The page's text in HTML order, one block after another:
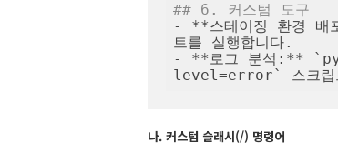
## 6. 커스텀 도구
- **스테이징 환경
트를 실행합니다.
- **로그 분석:**
level=error` 스크립
나. 커스텀 슬래시(/) 명령어